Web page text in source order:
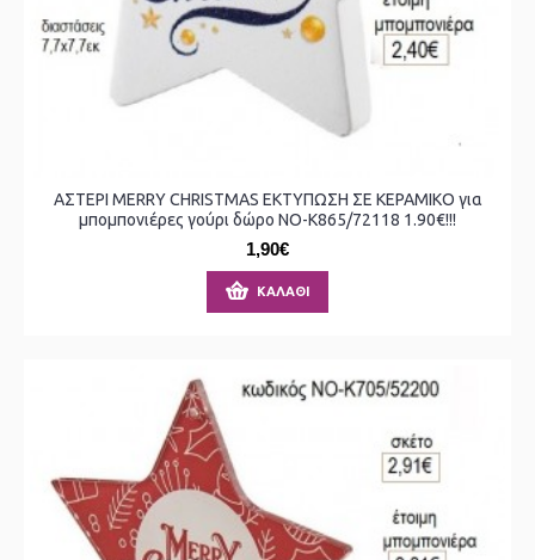
ΑΣΤΕΡΙ MERRY CHRISTMAS ΕΚΤΥΠΩΣΗ ΣΕ ΚΕΡΑΜΙΚΟ για
μπομπονιέρες γούρι δώρο ΝΟ-Κ865/72118 1.90€!!!
1,90€
ΚΑΛΆΘΙ